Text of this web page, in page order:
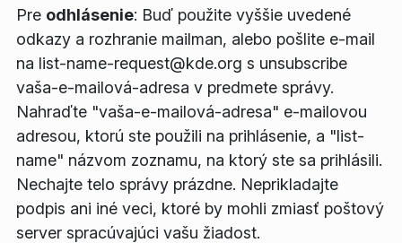
Pre odhlásenie: Buď použite vyššie uvedené
odkazy a rozhranie mailman, alebo pošlite e-mail
na list-name-request@kde.org s unsubscribe
vaša-e-mailová-adresa v predmete správy.
Nahraďte "vaša-e-mailová-adresa" e-mailovou
adresou, ktorú ste použili na prihlásenie, a "list-
name" názvom zoznamu, na ktorý ste sa prihlásili.
Nechajte telo správy prázdne. Neprikladajte
podpis ani iné veci, ktoré by mohli zmiasť poštový
server spracúvajúci vašu žiadost.